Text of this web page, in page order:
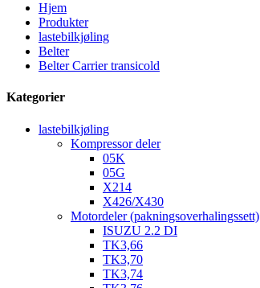
Hjem
Produkter
lastebilkjøling
Belter
Belter Carrier transicold
Kategorier
lastebilkjøling
Kompressor deler
05K
05G
X214
X426/X430
Motordeler (pakningsoverhalingssett)
ISUZU 2.2 DI
TK3,66
TK3,70
TK3,74